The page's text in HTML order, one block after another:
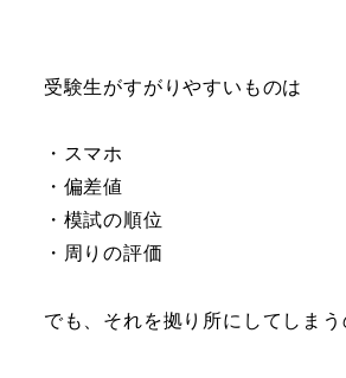
受験生がすがりやすいものは
・スマホ
・偏差値
・模試の順位
・周りの評価
でも、それを拠り所にしてしまう